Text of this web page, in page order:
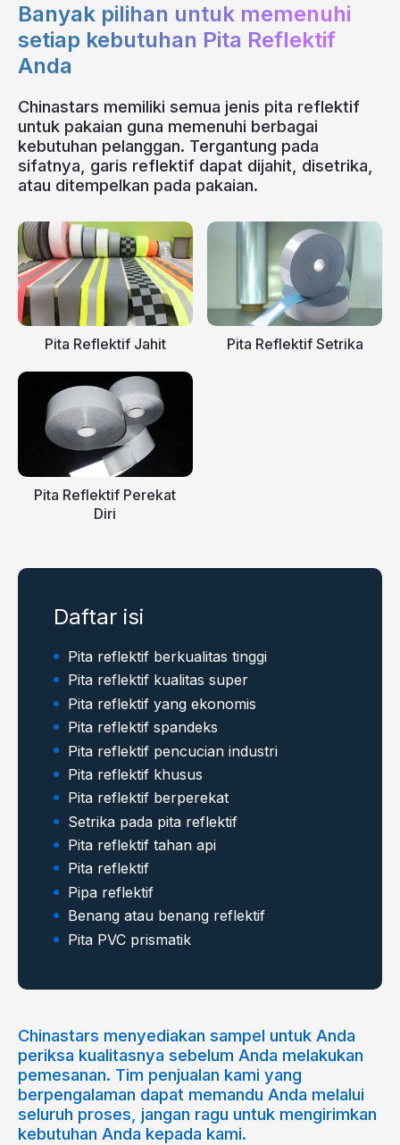
Daftar isi
Pita reflektif berkualitas tinggi
Pita reflektif kualitas super
Pita reflektif yang ekonomis
Pita reflektif spandeks
Pita reflektif pencucian industri
Pita reflektif khusus
Pita reflektif berperekat
Setrika pada pita reflektif
Pita reflektif tahan api
Pita reflektif
Pipa reflektif
Benang atau benang reflektif
Pita PVC prismatik
Banyak pilihan untuk memenuhi
setiap kebutuhan Pita Reflektif
Anda
Chinastars memiliki semua jenis pita reflektif
untuk pakaian guna memenuhi berbagai
kebutuhan pelanggan. Tergantung pada
sifatnya, garis reflektif dapat dijahit, disetrika,
atau ditempelkan pada pakaian.
Pita Reflektif Jahit Pita Reflektif Setrika
Pita Reflektif Perekat
Diri
Chinastars menyediakan sampel untuk Anda
periksa kualitasnya sebelum Anda melakukan
pemesanan. Tim penjualan kami yang
berpengalaman dapat memandu Anda melalui
seluruh proses, jangan ragu untuk mengirimkan
kebutuhan Anda kepada kami.